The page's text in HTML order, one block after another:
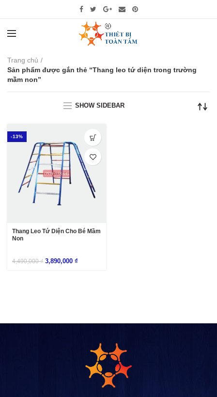
Trang chủ
Sản phẩm được gắn thẻ “Thang leo tứ diện trong trường
mầm non”
SHOW SIDEBAR
-13%
Thang Leo Tứ Diện Cho Bé Mầm
Non
4,490,000₫ 3,890,000 ₫